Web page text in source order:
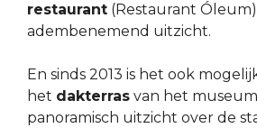
restaurant (Restaurant
adembenemend uitzicht.
En sinds 2013 is het ook
het dakterras van het
panoramisch uitzicht over de